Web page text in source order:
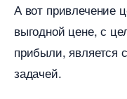
А вот привлечение
ыгодной цене, с
прибыли, является
задачей.